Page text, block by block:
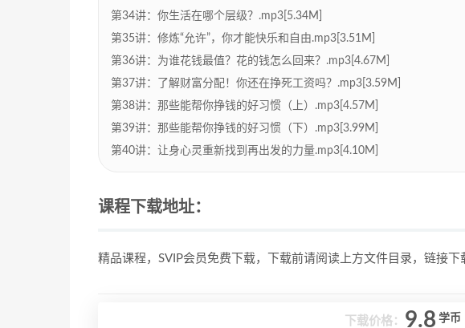
第34讲：你生活在哪个层级？.mp3[5.34M]
第35讲：修炼“允许”，你才能快乐和自由.mp3[3.51M]
第36讲：为谁花钱最值？花的钱怎么回来？.mp3[4.67M]
第37讲：了解财富分配！你还在挣死工资吗？.mp3[3.59M]
第38讲：那些能帮你挣钱的好习惯（上）.mp3[4.57M]
第39讲：那些能帮你挣钱的好习惯（下）.mp3[3.99M]
第40讲：让身心灵重新找到再出发的力量.mp3[4.10M]
课程下载地址：
精品课程，SVIP会员免费下载，下载前请阅读上方文件目录，链接
下载价格： 9.8 学币